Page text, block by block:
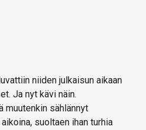
niiden julkaisun aikaan
Ja nyt kävi näin.
muutenkin sählännyt
suoltaen ihan turhia